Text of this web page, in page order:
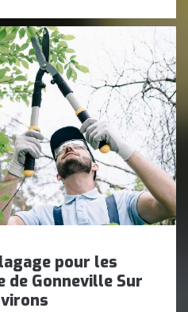
pour les
de Gonneville Sur